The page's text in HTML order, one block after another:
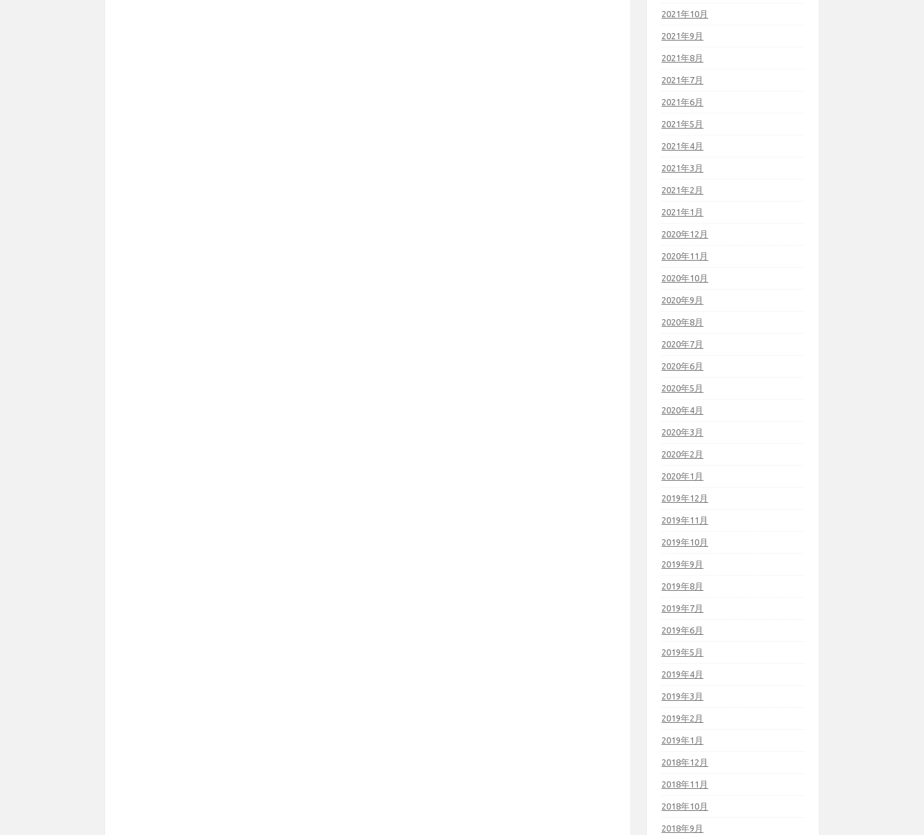
2021年10月
2021年9月
2021年8月
2021年7月
2021年6月
2021年5月
2021年4月
2021年3月
2021年2月
2021年1月
2020年12月
2020年11月
2020年10月
2020年9月
2020年8月
2020年7月
2020年6月
2020年5月
2020年4月
2020年3月
2020年2月
2020年1月
2019年12月
2019年11月
2019年10月
2019年9月
2019年8月
2019年7月
2019年6月
2019年5月
2019年4月
2019年3月
2019年2月
2019年1月
2018年12月
2018年11月
2018年10月
2018年9月